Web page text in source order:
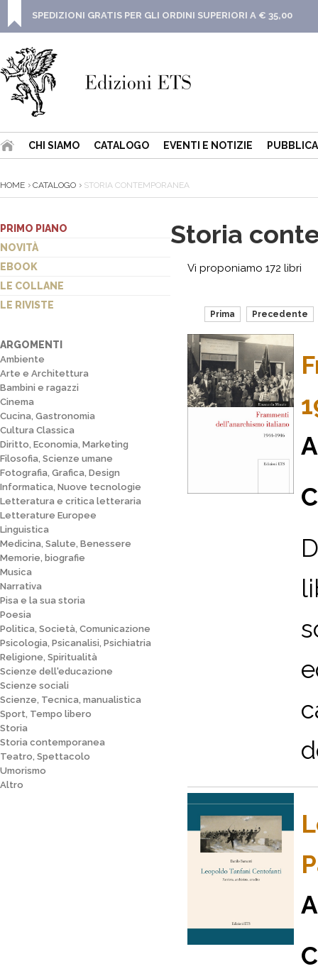
SPEDIZIONI GRATIS PER GLI ORDINI SUPERIORI A € 35,00
CHI SIAMO CATALOGO EVENTI E NOTIZIE
HOME CATALOGO STORIA CONTEMPORANEA
PRIMO PIANO
NOVITÀ
EBOOK
LE COLLANE
LE RIVISTE
ARGOMENTI
Ambiente
Arte e Architettura
Bambini e ragazzi
Cinema
Cucina, Gastronomia
Cultura Classica
Diritto, Economia, Marketing
Filosofia, Scienze umane
Fotografia, Grafica, Design
Informatica, Nuove tecnologie
Letteratura e critica letteraria
Letterature Europee
Linguistica
Medicina, Salute, Benessere
Memorie, biografie
Musica
Narrativa
Pisa e la sua storia
Poesia
Politica, Società, Comunicazione
Psicologia, Psicanalisi, Psichiatria
Religione, Spiritualità
Scienze dell'educazione
Scienze sociali
Scienze, Tecnica, manualistica
Sport, Tempo libero
Storia
Storia contemporanea
Teatro, Spettacolo
Umorismo
Altro
Storia
Vi proponiamo 172 libri
Prima Precedente